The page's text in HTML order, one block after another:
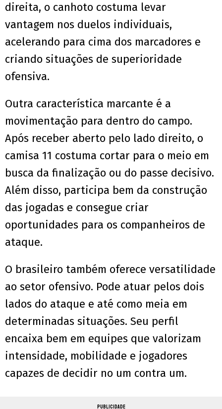
direita, o canhoto costuma levar
vantagem nos duelos individuais,
acelerando para cima dos marcadores e
criando situações de superioridade
ofensiva.
Outra característica marcante é a
movimentação para dentro do campo.
Após receber aberto pelo lado direito, o
camisa 11 costuma cortar para o meio em
busca da finalização ou do passe decisivo.
Além disso, participa bem da construção
das jogadas e consegue criar
oportunidades para os companheiros de
ataque.
O brasileiro também oferece versatilidade
ao setor ofensivo. Pode atuar pelos dois
lados do ataque e até como meia em
determinadas situações. Seu perfil
encaixa bem em equipes que valorizam
intensidade, mobilidade e jogadores
capazes de decidir no um contra um.
PUBLICIDADE